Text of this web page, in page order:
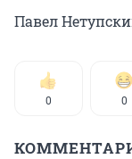
Павел
0 0